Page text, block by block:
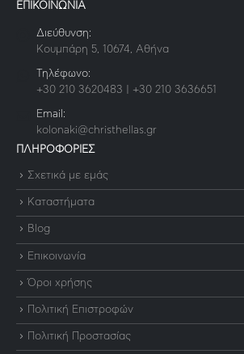
ΕΠΙΚΟΙΝΩΝΙΑ
Διεύθυνση:
Κουμπάρη 5, 10674, Αθήνα
Τηλέφωνο:
+30 210 3620483 | +30 210 3636651
Email:
kolonaki@christhellas.gr
ΠΛΗΡΟΦΟΡΙΕΣ
Σχετικά με εμάς
Καταστήματα
Blog
Επικοινωνία
Όροι χρήσης
Πολιτική Επιστροφών
Πολιτική Προστασίας